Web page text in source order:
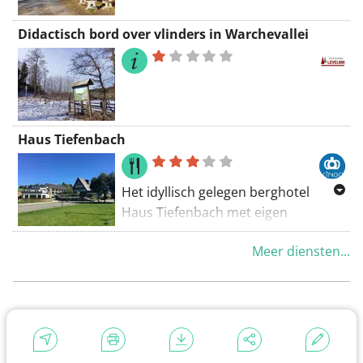
Didactisch bord over vlinders in Warchevallei
Haus Tiefenbach
Het idyllisch gelegen berghotel
Haus Tiefenbach met eigen
hengelmeer is een echt
verwenadresje in Büllingen. Het
gerechten, veelal op basis van
regionale producten. Gesloten op
maandag en dinsdag; woensdag en
Meer diensten...